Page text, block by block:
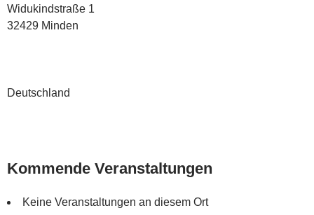
Widukindstraße 1
32429 Minden
Deutschland
Kommende Veranstaltungen
Keine Veranstaltungen an diesem Ort